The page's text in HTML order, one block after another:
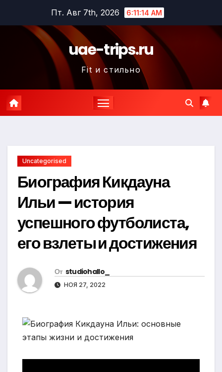
содержимому
Пт. Авг 7th, 2026 6:11:15 AM
uae-trips.ru
Fit и стильно
Uncategorised
Биография Кикдауна
Ильи — история
успешного футболиста,
его взлеты и достижения
От studiohallo_
НОЯ 27, 2022